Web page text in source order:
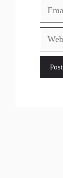
Email
Website